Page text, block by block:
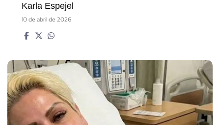
Karla Espejel
10 de abril de 2026